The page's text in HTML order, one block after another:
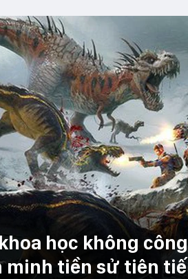
học không
minh tiền sử tiên